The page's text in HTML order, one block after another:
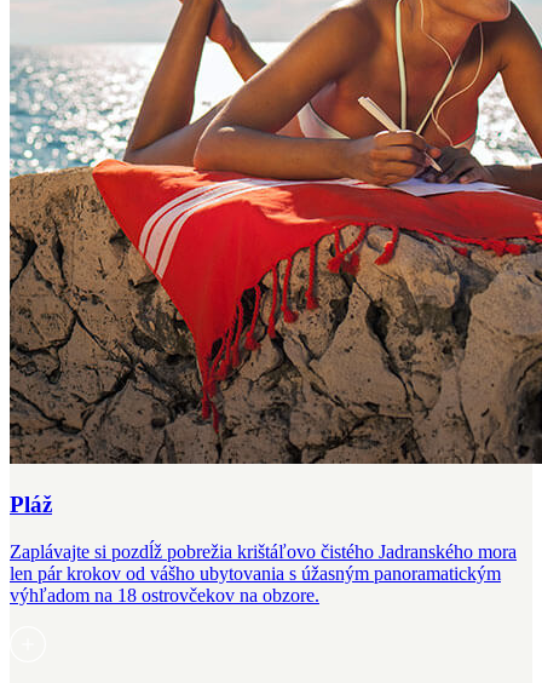
Pláž
Zaplávajte si pozdĺž pobrežia krištáľovo čistého Jadranského mora
len pár krokov od vášho ubytovania s úžasným panoramatickým
výhľadom na 18 ostrovčekov na obzore.